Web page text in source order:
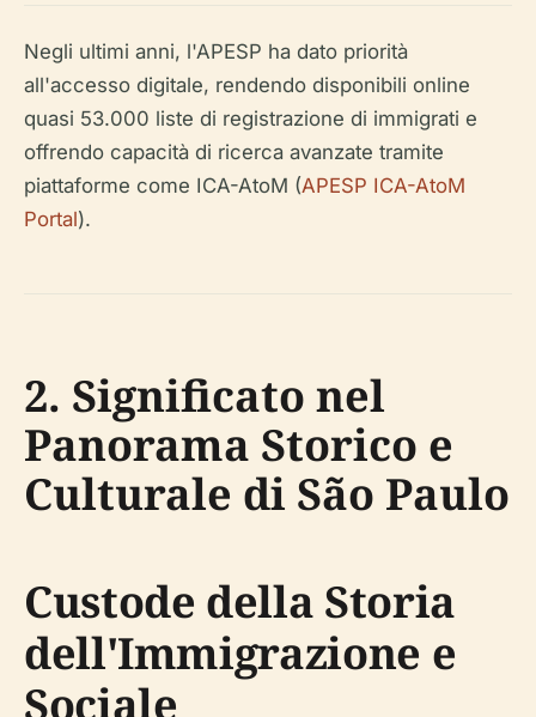
Negli ultimi anni, l'APESP ha dato priorità
all'accesso digitale, rendendo disponibili online
quasi 53.000 liste di registrazione di immigrati e
offrendo capacità di ricerca avanzate tramite
piattaforme come ICA-AtoM (APESP ICA-AtoM
Portal).
2. Significato nel
Panorama Storico e
Culturale di São Paulo
Custode della Storia
dell'Immigrazione e
Sociale